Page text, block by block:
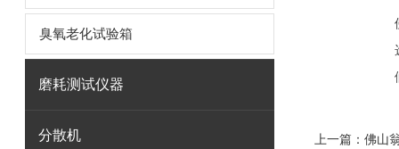
臭氧老化试验箱
磨耗测试仪器
分散机 上一篇： 佛山